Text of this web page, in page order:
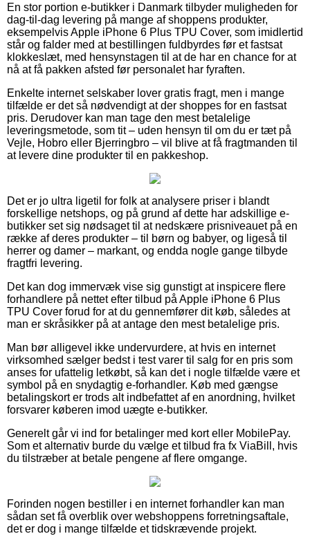
En stor portion e-butikker i Danmark tilbyder muligheden for
dag-til-dag levering på mange af shoppens produkter,
eksempelvis Apple iPhone 6 Plus TPU Cover, som imidlertid
står og falder med at bestillingen fuldbyrdes før et fastsat
klokkeslæt, med hensynstagen til at de har en chance for at
nå at få pakken afsted før personalet har fyraften.
Enkelte internet selskaber lover gratis fragt, men i mange
tilfælde er det så nødvendigt at der shoppes for en fastsat
pris. Derudover kan man tage den mest betalelige
leveringsmetode, som tit – uden hensyn til om du er tæt på
Vejle, Hobro eller Bjerringbro – vil blive at få fragtmanden til
at levere dine produkter til en pakkeshop.
Det er jo ultra ligetil for folk at analysere priser i blandt
forskellige netshops, og på grund af dette har adskillige e-
butikker set sig nødsaget til at nedskære prisniveauet på en
række af deres produkter – til børn og babyer, og ligeså til
herrer og damer – markant, og endda nogle gange tilbyde
fragtfri levering.
Det kan dog immervæk vise sig gunstigt at inspicere flere
forhandlere på nettet efter tilbud på Apple iPhone 6 Plus
TPU Cover forud for at du gennemfører dit køb, således at
man er skråsikker på at antage den mest betalelige pris.
Man bør alligevel ikke undervurdere, at hvis en internet
virksomhed sælger bedst i test varer til salg for en pris som
anses for ufattelig letkøbt, så kan det i nogle tilfælde være et
symbol på en snydagtig e-forhandler. Køb med gængse
betalingskort er trods alt indbefattet af en anordning, hvilket
forsvarer køberen imod uægte e-butikker.
Generelt går vi ind for betalinger med kort eller MobilePay.
Som et alternativ burde du vælge et tilbud fra fx ViaBill, hvis
du tilstræber at betale pengene af flere omgange.
Forinden nogen bestiller i en internet forhandler kan man
sådan set få overblik over webshoppens forretningsaftale,
det er dog i mange tilfælde et tidskrævende projekt.